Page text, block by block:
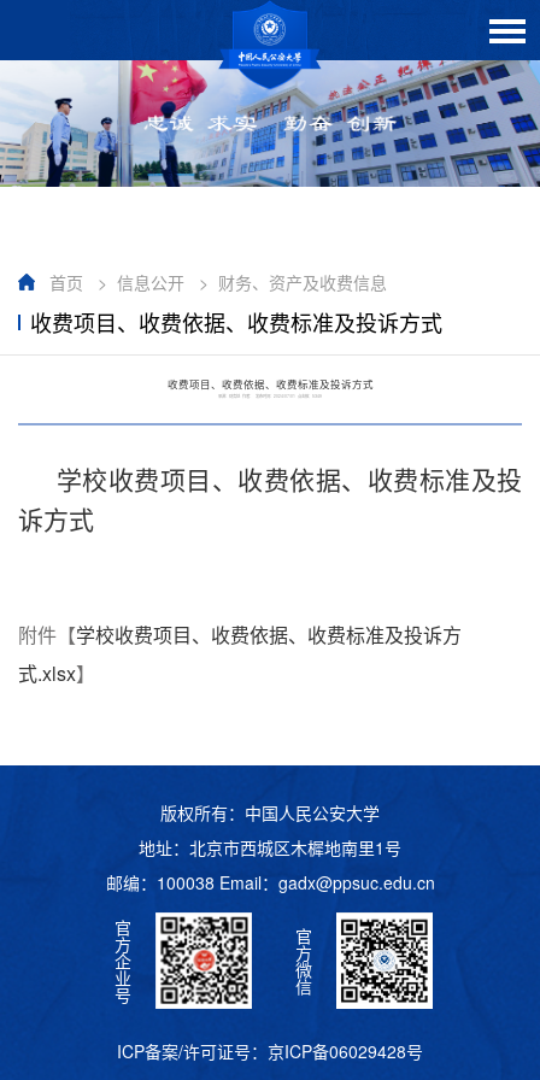
首页 > 信息公开 > 财务、资产及收费信息
收费项目、收费依据、收费标准及投诉方式
收费项目、收费依据、收费标准及投诉方式
来源：财务处 作者： 发布时间：2024/07/01 点击数： 5349
学校收费项目、收费依据、收费标准及投
诉方式
附件【学校收费项目、收费依据、收费标准及投诉方
式.xlsx】
版权所有：中国人民公安大学
地址：北京市西城区木樨地南里1号
邮编：100038 Email： gadx@ppsuc.edu.cn
官
方
企
业
号
官
方
微
信
ICP备案/许可证号： 京ICP备06029428号